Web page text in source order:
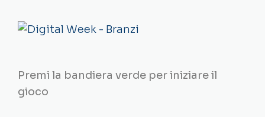
Premi la bandiera verde per iniziare il
gioco